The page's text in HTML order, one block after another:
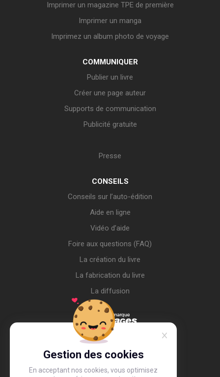
Gestion des cookies
En acceptant nos cookies, vous optimisez
Imprimer un magazine TPE de première
Imprimer un manga
Imprimez un album photo de voyage
COMMUNIQUER
Publier un livre
Créer une page auteur
Supports de communication
Publicité gratuite
Presse
CONSEILS
Conseils sur l’auto-édition
Aide en ligne
Vidéo d’aide
Foire aux questions (FAQ)
La création du livre
La fabrication du livre
La diffusion